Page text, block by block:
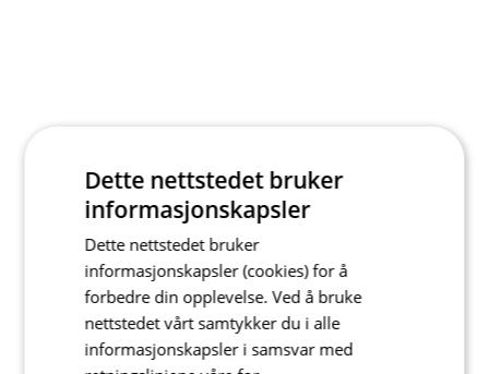
Dette nettstedet bruker
informasjonskapsler
Dette nettstedet bruker
informasjonskapsler (cookies) for å
forbedre din opplevelse. Ved å bruke
nettstedet vårt samtykker du i alle
informasjonskapsler i samsvar med